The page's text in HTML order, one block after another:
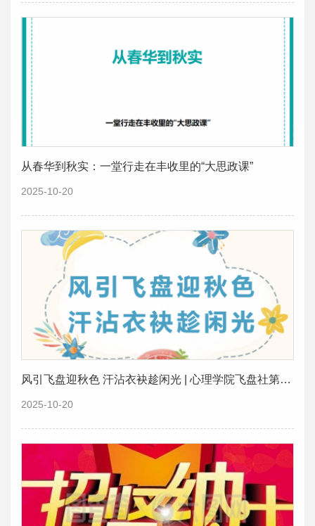
从春华到秋实：一堂行走在丰收里的“大思政课”
2025-10-20
风引飞盘迎秋色 汗沾衣袂趁闲光 | 心理学院飞盘社第一次活动顺利举行
2025-10-20